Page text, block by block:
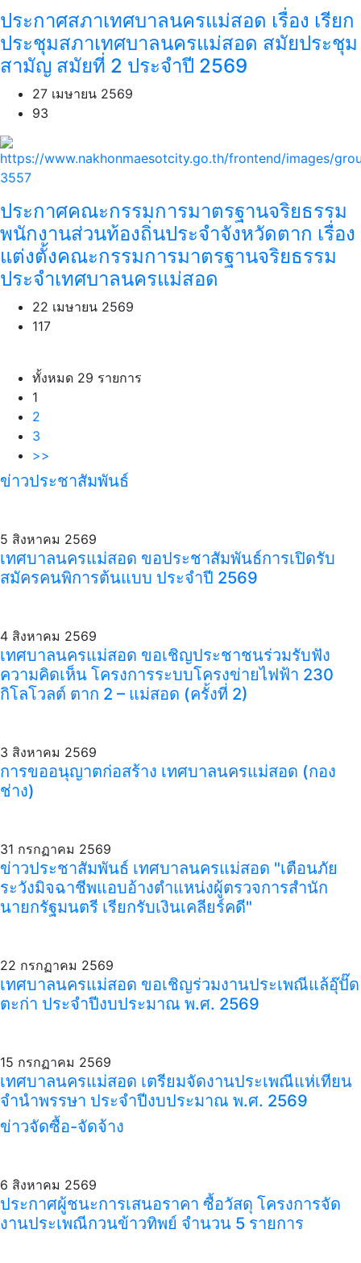
ประกาศสภาเทศบาลนครแม่สอด เรื่อง เรียก
ประชุมสภาเทศบาลนครแม่สอด สมัยประชุม
สามัญ สมัยที่ 2 ประจำปี 2569
27 เมษายน 2569
93
ประกาศคณะกรรมการมาตรฐานจริยธรรม
พนักงานส่วนท้องถิ่นประจำจังหวัดตาก เรื่อง
แต่งตั้งคณะกรรมการมาตรฐานจริยธรรม
ประจำเทศบาลนครแม่สอด
22 เมษายน 2569
117
ทั้งหมด 29 รายการ
1
2
3
>>
ข่าวประชาสัมพันธ์
5 สิงหาคม 2569
เทศบาลนครแม่สอด ขอประชาสัมพันธ์การเปิดรับ
สมัครคนพิการต้นแบบ ประจำปี 2569
4 สิงหาคม 2569
เทศบาลนครแม่สอด ขอเชิญประชาชนร่วมรับฟัง
ความคิดเห็น โครงการระบบโครงข่ายไฟฟ้า 230
กิโลโวลต์ ตาก 2 – แม่สอด (ครั้งที่ 2)
3 สิงหาคม 2569
การขออนุญาตก่อสร้าง เทศบาลนครแม่สอด (กอง
ช่าง)
31 กรกฏาคม 2569
ข่าวประชาสัมพันธ์ เทศบาลนครแม่สอด "เตือนภัย
ระวังมิจฉาชีพแอบอ้างตำแหน่งผู้ตรวจการสำนัก
นายกรัฐมนตรี เรียกรับเงินเคลียร์คดี"
22 กรกฏาคม 2569
เทศบาลนครแม่สอด ขอเชิญร่วมงานประเพณีแล้อุ๊ปั๊ด
ตะก่า ประจำปีงบประมาณ พ.ศ. 2569
15 กรกฏาคม 2569
เทศบาลนครแม่สอด เตรียมจัดงานประเพณีแห่เทียน
จำนำพรรษา ประจำปีงบประมาณ พ.ศ. 2569
ข่าวจัดซื้อ-จัดจ้าง
6 สิงหาคม 2569
ประกาศผู้ชนะการเสนอราคา ซื้อวัสดุ โครงการจัด
งานประเพณีกวนข้าวทิพย์ จำนวน 5 รายการ